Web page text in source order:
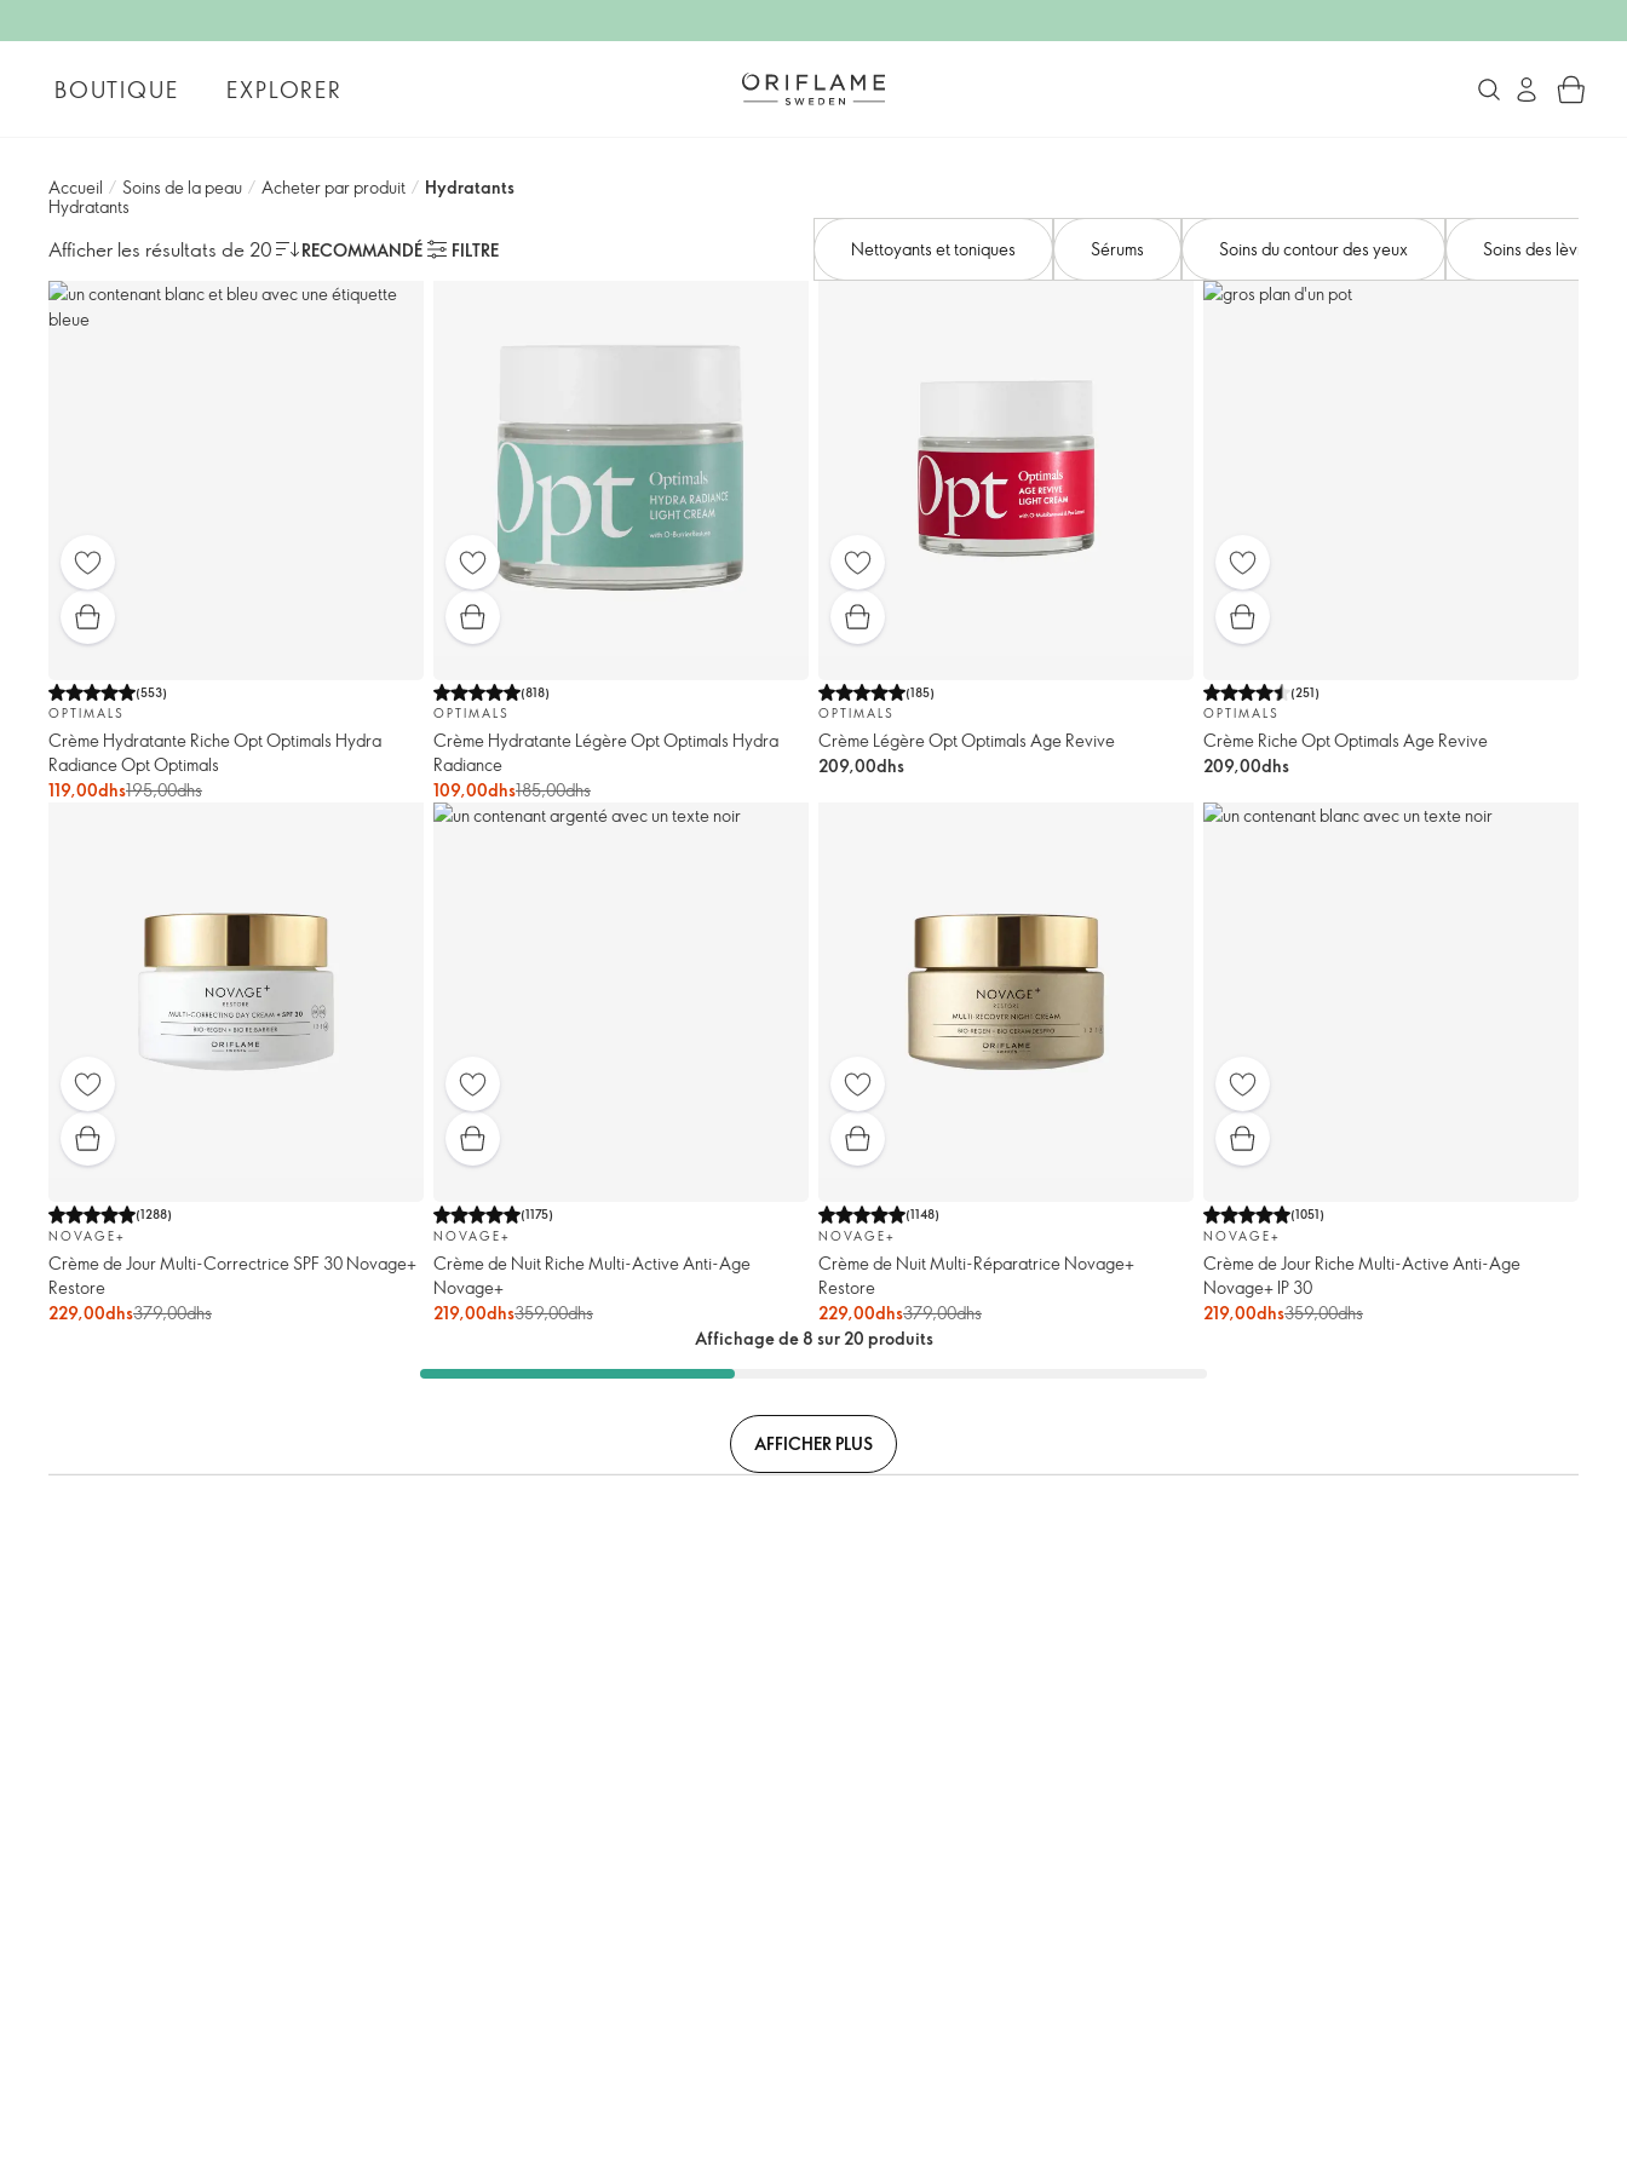
BOUTIQUE EXPLORER
Accueil / Soins de la peau / Acheter par produit / Hydratants
Hydratants
Afficher les résultats de 20 RECOMMANDÉ FILTRE Nettoyants et toniques Sérums Soins du contour des yeux Soins des lèvres
(553)
OPTIMALS
Crème Hydratante Riche Opt Optimals Hydra
Radiance Opt Optimals
119,00dhs195,00dhs
(818)
OPTIMALS
Crème Hydratante Légère Opt Optimals Hydra
Radiance
109,00dhs185,00dhs
(185)
OPTIMALS
Crème Légère Opt Optimals Age Revive
209,00dhs
(251)
OPTIMALS
Crème Riche Opt Optimals Age Revive
209,00dhs
(1288)
NOVAGE+
Crème de Jour Multi-Correctrice SPF 30 Novage+
Restore
229,00dhs379,00dhs
(1175)
NOVAGE+
Crème de Nuit Riche Multi-Active Anti-Age
Novage+
219,00dhs359,00dhs
(1148)
NOVAGE+
Crème de Nuit Multi-Réparatrice Novage+
Restore
229,00dhs379,00dhs
(1051)
NOVAGE+
Crème de Jour Riche Multi-Active Anti-Age
Novage+ IP 30
219,00dhs359,00dhs
Affichage de 8 sur 20 produits
AFFICHER PLUS